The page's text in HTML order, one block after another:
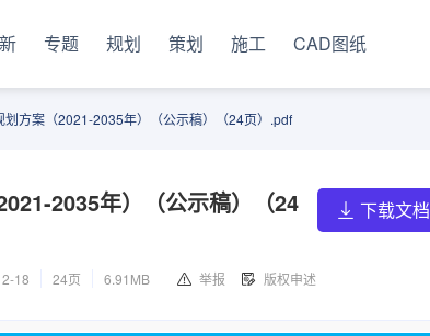
专题 规划 策划 施工 CAD图纸
划方案（2021-2035年）（公示稿）（24页）.pdf
2035年）（公示稿）（24
下载文档
18 24页 6.91MB 举报 版权申述